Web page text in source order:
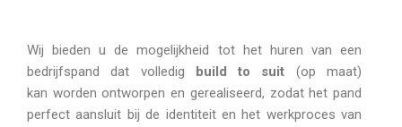
Wij bieden u de mogelijkheid tot het huren van een
bedrijfspand dat volledig build to suit (op maat)
kan worden ontworpen en gerealiseerd, zodat het pand
perfect aansluit bij de identiteit en het werkproces van